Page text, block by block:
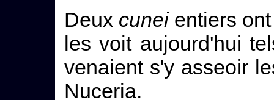
Deux cuneientiers ont
les voit aujourd'hui
venaient s'y asseoir
Nuceria.